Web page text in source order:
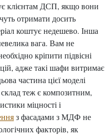
клієнтам ДСП, якщо вони
отримати досить
коштує недешево. Інша
вага. Вам не
кріпити підвісні
адже такі шафи витримає
частина цієї моделі
теж є композитним,
міцності і
з фасадами з МДФ не
факторів, як